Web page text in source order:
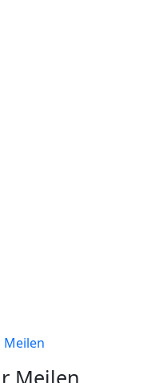
Meilen
Meilen